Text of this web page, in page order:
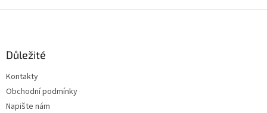
Důležité
Kontakty
Obchodní podmínky
Napište nám